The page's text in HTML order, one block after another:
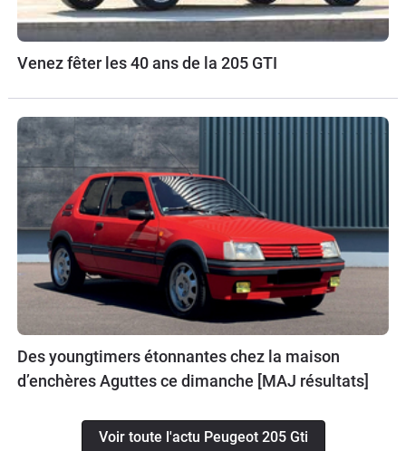
Venez fêter les 40 ans de la 205 GTI
Des youngtimers étonnantes chez la maison
d’enchères Aguttes ce dimanche [MAJ résultats]
Voir toute l'actu Peugeot 205 Gti